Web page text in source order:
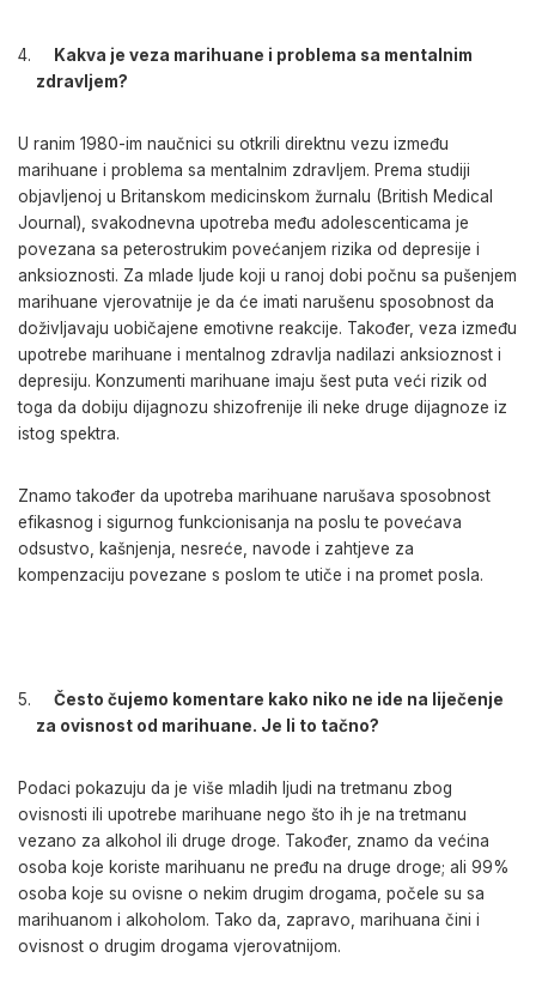
Kakva je veza marihuane i problema sa mentalnim
zdravljem?
U ranim 1980-im naučnici su otkrili direktnu vezu između
marihuane i problema sa mentalnim zdravljem. Prema studiji
objavljenoj u Britanskom medicinskom žurnalu (British Medical
Journal), svakodnevna upotreba među adolescenticama je
povezana sa peterostrukim povećanjem rizika od depresije i
anksioznosti. Za mlade ljude koji u ranoj dobi počnu sa pušenjem
marihuane vjerovatnije je da će imati narušenu sposobnost da
doživljavaju uobičajene emotivne reakcije. Također, veza između
upotrebe marihuane i mentalnog zdravlja nadilazi anksioznost i
depresiju. Konzumenti marihuane imaju šest puta veći rizik od
toga da dobiju dijagnozu shizofrenije ili neke druge dijagnoze iz
istog spektra.
Znamo također da upotreba marihuane narušava sposobnost
efikasnog i sigurnog funkcionisanja na poslu te povećava
odsustvo, kašnjenja, nesreće, navode i zahtjeve za
kompenzaciju povezane s poslom te utiče i na promet posla.
Često čujemo komentare kako niko ne ide na liječenje
za ovisnost od marihuane. Je li to tačno?
Podaci pokazuju da je više mladih ljudi na tretmanu zbog
ovisnosti ili upotrebe marihuane nego što ih je na tretmanu
vezano za alkohol ili druge droge. Također, znamo da većina
osoba koje koriste marihuanu ne pređu na druge droge; ali 99%
osoba koje su ovisne o nekim drugim drogama, počele su sa
marihuanom i alkoholom. Tako da, zapravo, marihuana čini i
ovisnost o drugim drogama vjerovatnijom.